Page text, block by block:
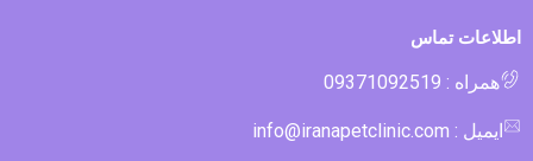
اطلاعات تماس
همراه : 09371092519
ایمیل : info@iranapetclinic.com